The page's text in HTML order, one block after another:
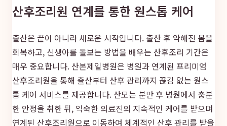
산후조리원 연계를 통한 원스톱 케어
출산은 끝이 아니라 새로운 시작입니다. 출산 후 약해진 몸을
회복하고, 신생아를 돌보는 방법을 배우는 산후조리 기간은
매우 중요합니다. 산본제일병원은 병원과 연계된 프리미엄
산후조리원을 통해 출산부터 산후 관리까지 끊김 없는 원스
톱 케어 서비스를 제공합니다. 산모는 분만 후 병원에서 충분
한 안정을 취한 뒤, 익숙한 의료진의 지속적인 케어를 받으며
연계된 산후조리원으로 이동하여 체계적인 산후 관리를 받을